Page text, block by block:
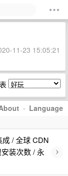
11-23 15:05:21
· Language
/ 全球 CDN
装次数 / 永
›